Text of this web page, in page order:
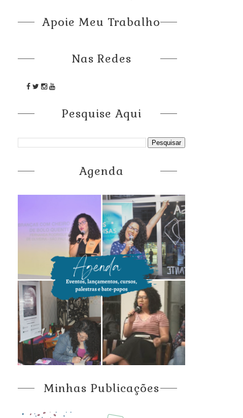
Apoie Meu Trabalho
Nas Redes
Pesquise Aqui
Agenda
Minhas Publicações